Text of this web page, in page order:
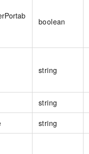
boolean
string
string
string